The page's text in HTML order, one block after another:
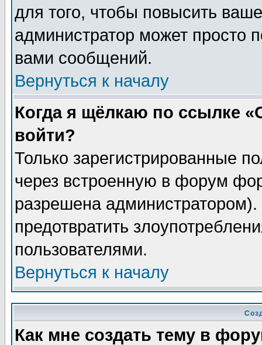
для того, чтобы повысить
администратор может просто
вами сообщений.
Вернуться к началу
Когда я щёлкаю по ссылке
войти?
Только зарегистрированные
через встроенную в форум
разрешена
предотвратить
пользователями.
Вернуться к началу
Как мне создать тему в